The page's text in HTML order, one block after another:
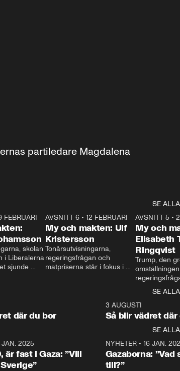
partiledare Magdalena
SE ALLA
24:30
FEBRUARI
skolan
i Liberalerna
sjunde
svars.
27:30
AVSNITT 6 •12 FEBRUARI
My och makten: Ulf
Kristersson
Tonårsutvisningarna,
regeringsfrågan och
matpriserna står i fokus i
Rohwedder ställer
statsminister Ulf Kristersson
AVSNITT 5 •
My och
Elisabeth
Ringqvist
Trump, den
centrum i
avsnittet av
Makten”. Se
Aftonbladets
Rohwedder
Thand Ring
SE ALLA
där du bor
3 AUGUSTI
Så blir vädret där
SE ALLA
JAN. 2025
är fast i Gaza: ”Vill
NYHETER• 16 JAN.
Gazaborna:
till?”